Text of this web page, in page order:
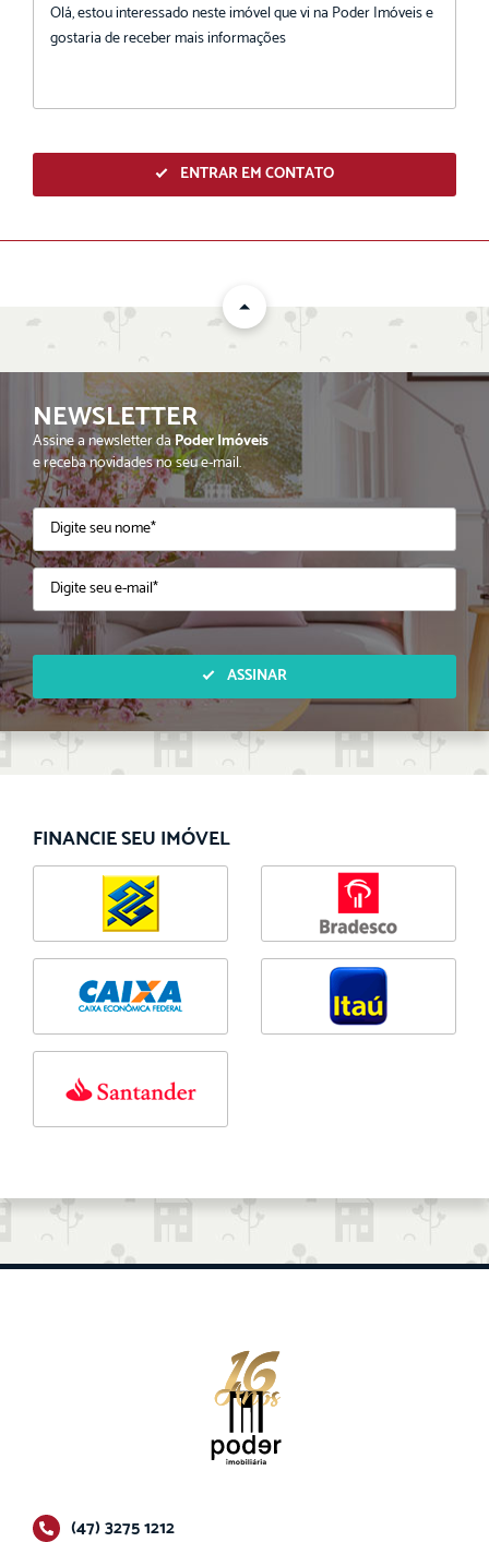
ENTRAR EM CONTATO
ENVIAR
NEWSLETTER
Assine a newsletter daPoder Imóveis
e receba novidades no seu e-mail.
ASSINAR
FINANCIE SEU IMÓVEL
(47) 3275 1212